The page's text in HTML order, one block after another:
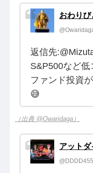
おわりび
返信先
S&P500など低
ファンド投資
😅
（出典 @Owaridaga）
アットダ